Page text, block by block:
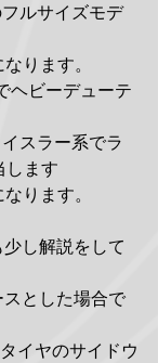
ルサイズモデ
ります。
ヘビーデューテ
スラー系でラ
します
ります。
し解説をして
とした場合で
イヤのサイドウ